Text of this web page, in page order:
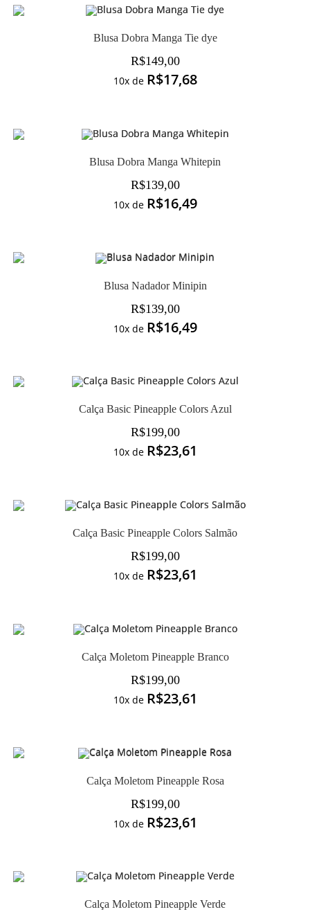
Blusa Dobra Manga Tie dye
R$149,00
10x de R$17,68
Blusa Dobra Manga Whitepin
R$139,00
10x de R$16,49
Blusa Nadador Minipin
R$139,00
10x de R$16,49
Calça Basic Pineapple Colors Azul
R$199,00
10x de R$23,61
Calça Basic Pineapple Colors Salmão
R$199,00
10x de R$23,61
Calça Moletom Pineapple Branco
R$199,00
10x de R$23,61
Calça Moletom Pineapple Rosa
R$199,00
10x de R$23,61
Calça Moletom Pineapple Verde